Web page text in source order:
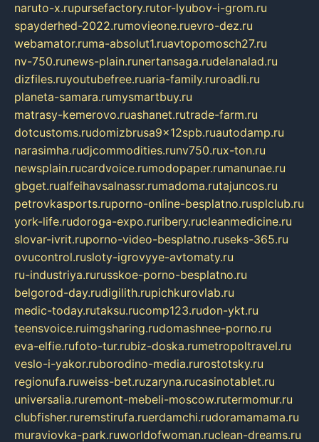
naruto-x.rupursefactory.rutor-lyubov-i-grom.ru
spayderhed-2022.rumovieone.ruevro-dez.ru
webamator.ruma-absolut1.ruavtopomosch27.ru
nv-750.runews-plain.runertansaga.rudelanalad.ru
dizfiles.ruyoutubefree.ruaria-family.ruroadli.ru
planeta-samara.rumysmartbuy.ru
matrasy-kemerovo.ruashanet.rutrade-farm.ru
dotcustoms.rudomizbrusa9x12spb.ruautodamp.ru
narasimha.rudjcommodities.runv750.rux-ton.ru
newsplain.rucardvoice.rumodopaper.rumanunae.ru
gbget.rualfeihavsalnassr.rumadoma.rutajuncos.ru
petrovkasports.ruporno-online-besplatno.rusplclub.ru
york-life.rudoroga-expo.ruribery.rucleanmedicine.ru
slovar-ivrit.ruporno-video-besplatno.ruseks-365.ru
ovucontrol.rusloty-igrovyye-avtomaty.ru
ru-industriya.rurusskoe-porno-besplatno.ru
belgorod-day.rudigilith.rupichkurovlab.ru
medic-today.rutaksu.rucomp123.rudon-ykt.ru
teensvoice.ruimgsharing.rudomashnee-porno.ru
eva-elfie.rufoto-tur.rubiz-doska.rumetropoltravel.ru
veslo-i-yakor.ruborodino-media.rurostotsky.ru
regionufa.ruweiss-bet.ruzaryna.rucasinotablet.ru
universalia.ruremont-mebeli-moscow.rutermomur.ru
clubfisher.ruremstirufa.ruerdamchi.rudoramamama.ru
muraviovka-park.ruworldofwoman.ruclean-dreams.ru